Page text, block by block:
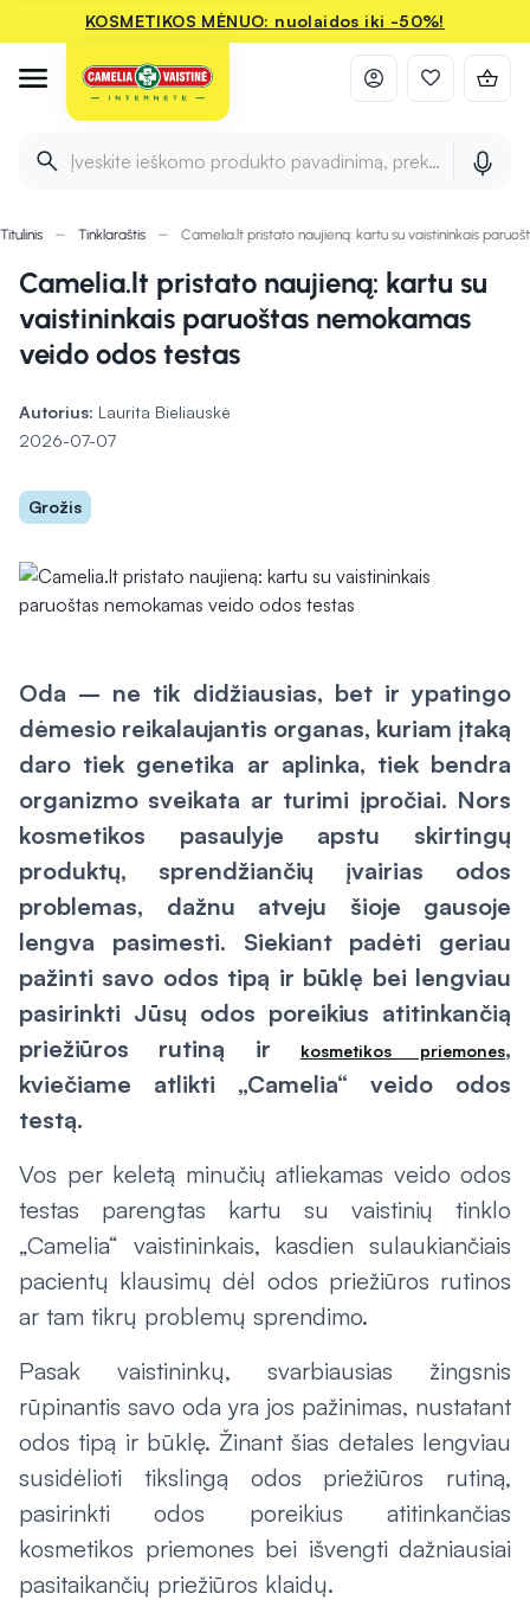
KOSMETIKOS MĖNUO: nuolaidos iki -50%!
Įveskite ieškomo produkto pavadinimą, prekės ženklą ir
Titulinis Tinklaraštis Camelia.lt pristato naujieną: kartu su vaistininkais
Camelia.lt pristato naujieną: kartu su
vaistininkais paruoštas nemokamas
veido odos testas
Autorius: Laurita Bieliauskė
2026-07-07
Grožis
Oda – ne tik didžiausias, bet ir ypatingo
dėmesio reikalaujantis organas, kuriam įtaką
daro tiek genetika ar aplinka, tiek bendra
organizmo sveikata ar turimi įpročiai. Nors
kosmetikos pasaulyje apstu skirtingų
produktų, sprendžiančių įvairias odos
problemas, dažnu atveju šioje gausoje
lengva pasimesti. Siekiant padėti geriau
pažinti savo odos tipą ir būklę bei lengviau
pasirinkti Jūsų odos poreikius atitinkančią
priežiūros rutiną ir
kosmetikos priemones,
kviečiame atlikti „Camelia“ veido odos
testą.
Vos per keletą minučių atliekamas veido odos
testas parengtas kartu su vaistinių tinklo
„Camelia“ vaistininkais, kasdien sulaukiančiais
pacientų klausimų dėl odos priežiūros rutinos
ar tam tikrų problemų sprendimo.
Pasak vaistininkų, svarbiausias žingsnis
rūpinantis savo oda yra jos pažinimas, nustatant
odos tipą ir būklę. Žinant šias detales lengviau
susidėlioti tikslingą odos priežiūros rutiną,
pasirinkti odos poreikius atitinkančias
kosmetikos priemones bei išvengti dažniausiai
pasitaikančių priežiūros klaidų.